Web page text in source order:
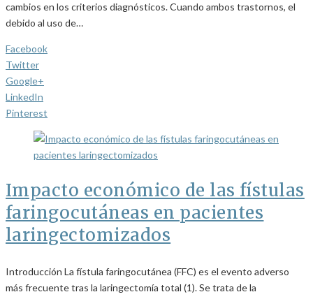
cambios en los criterios diagnósticos. Cuando ambos trastornos, el
debido al uso de…
Facebook
Twitter
Google+
LinkedIn
Pinterest
Impacto económico de las fístulas
faringocutáneas en pacientes
laringectomizados
Introducción La fístula faringocutánea (FFC) es el evento adverso
más frecuente tras la laringectomía total (1). Se trata de la